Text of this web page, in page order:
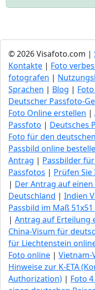
© 2026 Visafoto.com |
Kontakte | Foto
fotografen |
Sprachen | Blog |
Deutscher Passfoto-
Foto Online erstellen |
Passfoto | Deutsches
Foto für den
Passbild online
Antrag | Passbilder
Passfotos | Prüfen
| Der Antrag auf
Deutschland | Indien
Passbild im Maß
| Antrag auf Erteilung
China-Visum für
für Liechtenstein
Foto online | Vietnam-
Hinweise zur K-ETA
Authorization) | Foto